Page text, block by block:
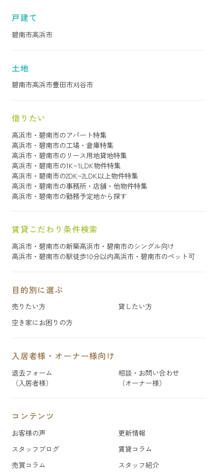
戸建て
碧南市高浜市
土地
碧南市高浜市豊田市刈谷市
借りたい
高浜市・碧南市のアパート特集
高浜市・碧南市の工場・倉庫特集
高浜市・碧南市のリース用地貸地特集
高浜市・碧南市の1K~1LDK物件特集
高浜市・碧南市の2DK~2LDK以上物件特集
高浜市・碧南市の事務所・店舗・他物件特集
高浜市・碧南市の勤務予定地から探す
賃貸こだわり条件検索
高浜市・碧南市の新築高浜市・碧南市のシングル向け
高浜市・碧南市の駅徒歩10分以内高浜市・碧南市のペット可
目的別に選ぶ
売りたい方
貸したい方
空き家にお困りの方
入居者様・オーナー様向け
退去フォーム
（入居者様）
相談・お問い合わせ
（オーナー様）
コンテンツ
お客様の声
更新情報
スタッフブログ
賃貸コラム
売買コラム
スタッフ紹介